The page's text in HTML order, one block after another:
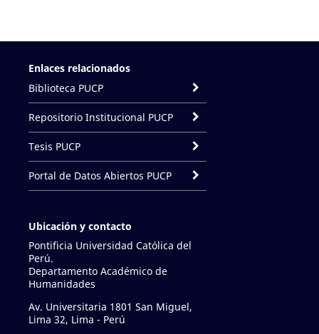
Enlaces relacionados
Biblioteca PUCP
Repositorio Institucional PUCP
Tesis PUCP
Portal de Datos Abiertos PUCP
Ubicación y contacto
Pontificia Universidad Católica del
Perú.
Departamento Académico de
Humanidades
Av. Universitaria 1801 San Miguel,
Lima 32, Lima - Perú